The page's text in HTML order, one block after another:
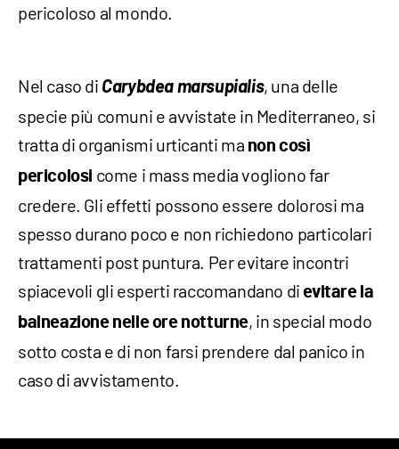
pericoloso al mondo.
Nel caso di Carybdea marsupialis, una delle
specie più comuni e avvistate in Mediterraneo, si
tratta di organismi urticanti ma non così
pericolosi come i mass media vogliono far
credere. Gli effetti possono essere dolorosi ma
spesso durano poco e non richiedono particolari
trattamenti post puntura. Per evitare incontri
spiacevoli gli esperti raccomandano dievitare la
balneazione nelle ore notturne, in special modo
sotto costa e di non farsi prendere dal panico in
caso di avvistamento.